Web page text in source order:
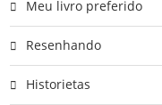
Meu livro preferido
Resenhando
Historietas